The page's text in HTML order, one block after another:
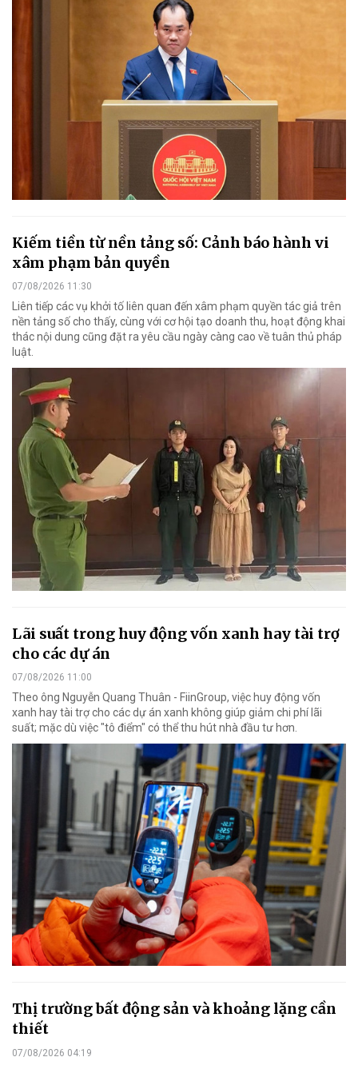
Kiếm tiền từ nền tảng số: Cảnh báo hành vi
xâm phạm bản quyền
07/08/2026 11:30
Liên tiếp các vụ khởi tố liên quan đến xâm phạm quyền tác giả trên
nền tảng số cho thấy, cùng với cơ hội tạo doanh thu, hoạt động khai
thác nội dung cũng đặt ra yêu cầu ngày càng cao về tuân thủ pháp
luật.
Lãi suất trong huy động vốn xanh hay tài trợ
cho các dự án
07/08/2026 11:00
Theo ông Nguyễn Quang Thuân - FiinGroup, việc huy động vốn
xanh hay tài trợ cho các dự án xanh không giúp giảm chi phí lãi
suất; mặc dù việc "tô điểm" có thể thu hút nhà đầu tư hơn.
Thị trường bất động sản và khoảng lặng cần
thiết
07/08/2026 04:19